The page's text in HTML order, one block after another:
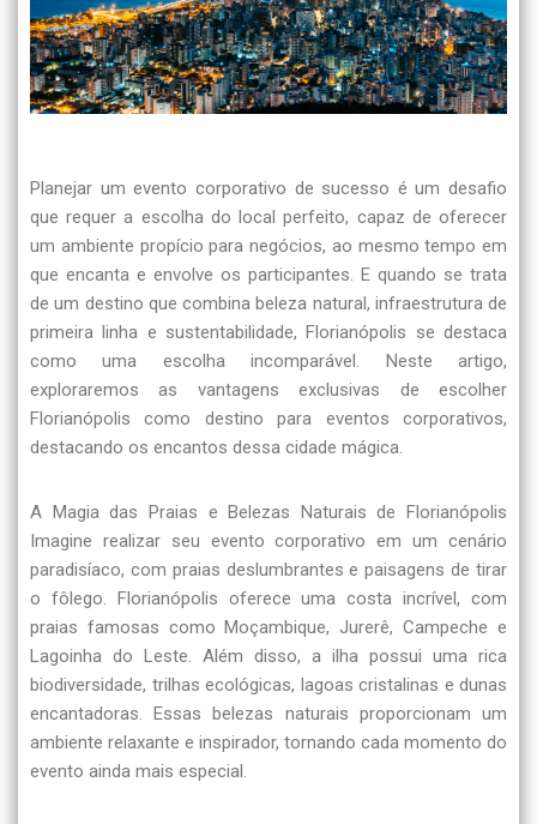
Planejar um evento corporativo de sucesso é um desafio
que requer a escolha do local perfeito, capaz de oferecer
um ambiente propício para negócios, ao mesmo tempo em
que encanta e envolve os participantes. E quando se trata
de um destino que combina beleza natural, infraestrutura de
primeira linha e sustentabilidade, Florianópolis se destaca
como uma escolha incomparável. Neste artigo,
exploraremos as vantagens exclusivas de escolher
Florianópolis como destino para eventos corporativos,
destacando os encantos dessa cidade mágica.
A Magia das Praias e Belezas Naturais de Florianópolis
Imagine realizar seu evento corporativo em um cenário
paradisíaco, com praias deslumbrantes e paisagens de tirar
o fôlego. Florianópolis oferece uma costa incrível, com
praias famosas como Moçambique, Jurerê, Campeche e
Lagoinha do Leste. Além disso, a ilha possui uma rica
biodiversidade, trilhas ecológicas, lagoas cristalinas e dunas
encantadoras. Essas belezas naturais proporcionam um
ambiente relaxante e inspirador, tornando cada momento do
evento ainda mais especial.